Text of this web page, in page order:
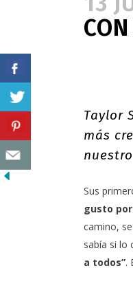
Taylor
más
Sus
gusto
camino,
sabía si lo
a todos”.